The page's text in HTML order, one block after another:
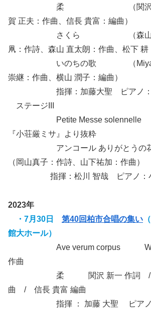
柔 （関沢 信一：
賀 正夫：作曲、信長 貴富：編曲）
さくら （森山 直太
凧：作詩、森山 直太朗：作曲、松下 耕
いのちの歌 （Miyabi：
崇継：作曲、横山 潤子：編曲）
指揮：加藤大聖 ピアノ：渡
ステージIII
Petite Messe solennelle ロ
『小荘厳ミサ』より抜粋
アンコール ありがとうの花
（岡山真子：作詩、山下祐加：作曲）
指揮：松川 智哉 ピアノ：小
2023年
・ 7月30日 第40回柏市合唱の集い
館大ホール）
Ave verum corpus W.A.
作曲
柔 関沢 新一 作詞 / 古
曲 / 信長 貴富 編曲
指揮 ： 加藤 大聖 ピアノ ：